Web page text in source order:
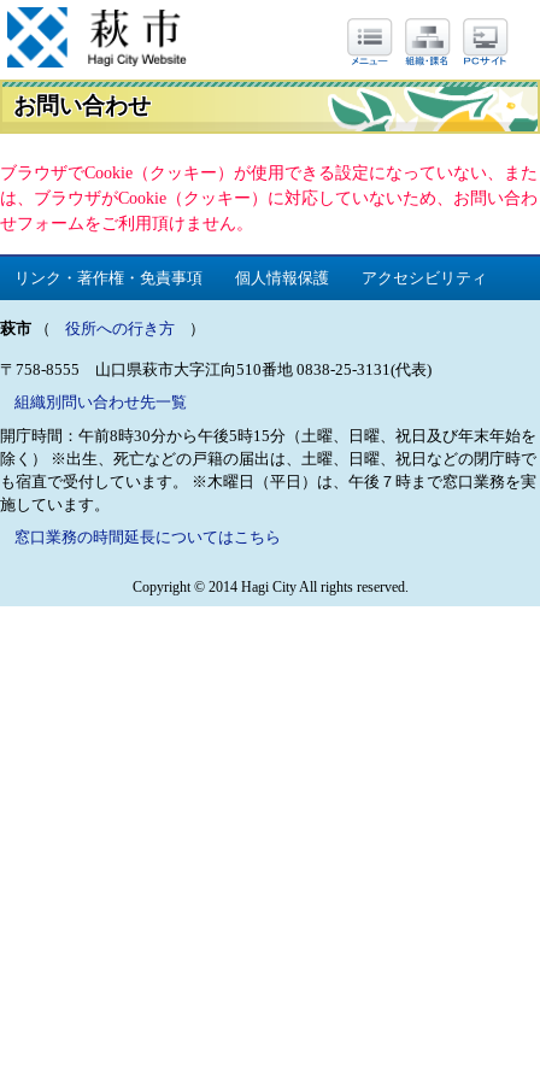
お問い合わせ
ブラウザでCookie（クッキー）が使用できる設定になっていない、また
は、ブラウザがCookie（クッキー）に対応していないため、お問い合わ
せフォームをご利用頂けません。
リンク・著作権・免責事項 個人情報保護 アクセシビリティ
萩市 （ 役所への行き方 ）
〒758-8555 山口県萩市大字江向510番地 0838-25-3131(代表)
組織別問い合わせ先一覧
開庁時間：午前8時30分から午後5時15分（土曜、日曜、祝日及び年末年始を
除く）
※出生、死亡などの戸籍の届出は、土曜、日曜、祝日などの閉庁時で
も宿直で受付しています。
※木曜日（平日）は、午後７時まで窓口業務を実
施しています。
窓口業務の時間延長についてはこちら
Copyright © 2014 Hagi City All rights reserved.